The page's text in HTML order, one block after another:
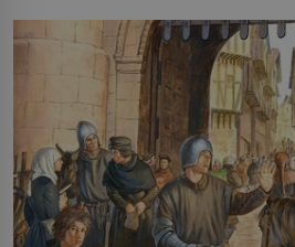
pře hned několik
Francie, kde se traduje,